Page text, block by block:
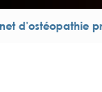
d'ostéopathie